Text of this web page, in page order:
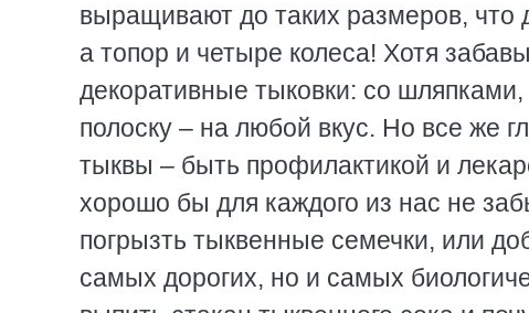
выращивают до таких размеров,
а топор и четыре колеса! Хотя
декоративные тыковки: со
полоску – на любой вкус. Но все же
тыквы – быть профилактикой и
хорошо бы для каждого из нас не
погрызть тыквенные семечки, или
самых дорогих, но и самых